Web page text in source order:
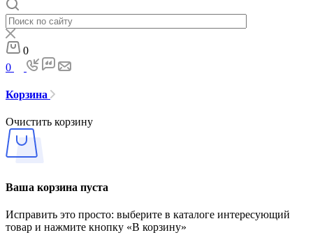
0
0
Корзина
Очистить корзину
Ваша корзина пуста
Исправить это просто: выберите в каталоге интересующий
товар и нажмите кнопку «В корзину»